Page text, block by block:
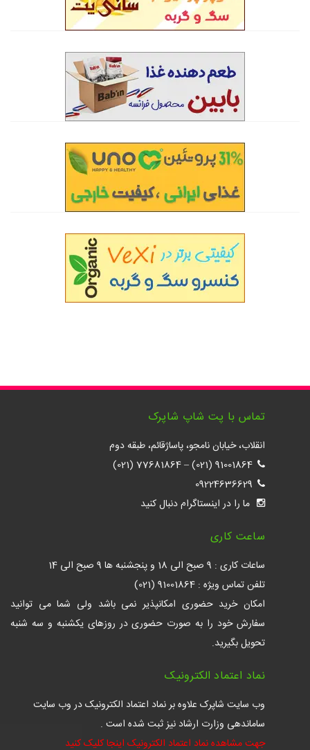
تماس با پت شاپ شاپرک
انقلاب، خیابان نامجو، پاساژقائم، طبقه دوم
91001864 (021)
–
77681864 (021)
09224636629
ما را در اینستاگرام دنبال کنید
ساعت کاری
ساعات کاری : 9 صبح الی 18 و پنجشنبه ها 9 صبح الی 14
تلفن تماس ویژه : 91001864 (021)
امکان خرید حضوری امکانپذیر نمی باشد ولی شما می توانید
سفارش خود را به صورت حضوری در روزهای یکشنبه و سه شنبه
تحویل بگیرید.
نماد اعتماد الکترونیک
وب سایت شاپرک علاوه بر نماد اعتماد الکترونیک در وب سایت
ساماندهی وزارت ارشاد نیز ثبت شده است .
جهت مشاهده نماد اعتماد الکترونیک اینجا کلیک کنید